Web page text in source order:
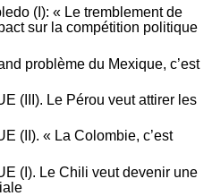
(I): « Le tremblement de
sur la compétition politique
problème du Mexique, c’est
(III). Le Pérou veut attirer les
(II). « La Colombie, c’est
(I). Le Chili veut devenir une